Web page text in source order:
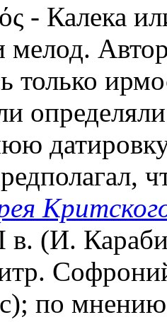
- Калека
мелод.
только
в. (И.
по